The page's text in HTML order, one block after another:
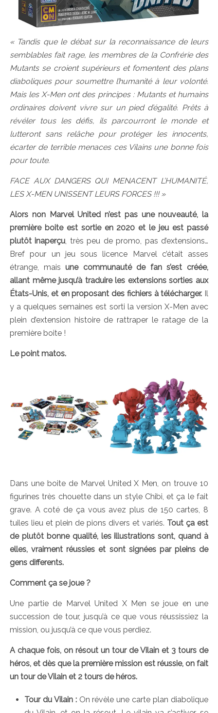
« Tandis que le débat sur la reconnaissance de leurs
semblables fait rage, les membres de la Confrérie des
Mutants se croient supérieurs et fomentent des plans
diaboliques pour soumettre l’humanité à leur volonté.
Mais les X-Men ont des principes : Mutants et humains
ordinaires doivent vivre sur un pied d’égalité. Prêts à
révéler tous les défis, ils parcourront le monde et
lutteront sans relâche pour protéger les innocents,
écarter de terrible menaces ces Vilains une bonne fois
pour toute.
FACE AUX DANGERS QUI MENACENT L’HUMANITÉ,
LES X-MEN UNISSENT LEURS FORCES !!! »
Alors non Marvel United n’est pas une nouveauté, la
première boite est sortie en 2020 et le jeu est passé
plutôt inaperçu, très peu de promo, pas d’extensions…
Bref pour un jeu sous licence Marvel c’était asses
étrange, maisune communauté de fan s’est créée,
allant même jusqu’à traduire les extensions sorties aux
États-Unis, et en proposant des fichiers à télécharger. Il
y a quelques semaines est sorti la version X-Men avec
plein d’extension histoire de rattraper le ratage de la
première boite !
Le point matos.
Dans une boite de Marvel United X Men, on trouve 10
figurines très chouette dans un style Chibi, et ça le fait
grave. A coté de ça vous avez plus de 150 cartes, 8
tuiles lieu et plein de pions divers et variés. Tout ça est
de plutôt bonne qualité, les illustrations sont, quand à
elles, vraiment réussies et sont signées par pleins de
gens differents.
Comment ça se joue ?
Une partie de Marvel United X Men se joue en une
succession de tour, jusqu’à ce que vous réussissiez la
mission, ou jusqu’à ce que vous perdiez.
A chaque fois, on résout un tour de Vilain et 3 tours de
héros, et dès que la première mission est réussie, on fait
un tour de Vilain et 2 tours de héros.
Tour du Vilain :On révèle une carte plan diabolique